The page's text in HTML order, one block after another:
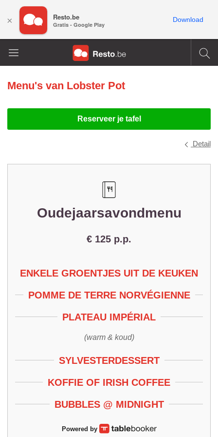
Menu's van Lobster Pot
Reserveer je tafel
Detail
Oudejaarsavondmenu
€ 125 p.p.
ENKELE GROENTJES UIT DE KEUKEN
POMME DE TERRE NORVÉGIENNE
PLATEAU IMPÉRIAL
(warm & koud)
SYLVESTERDESSERT
KOFFIE OF IRISH COFFEE
BUBBLES @ MIDNIGHT
Powered by
× Resto.be
Gratis - Google Play
Download